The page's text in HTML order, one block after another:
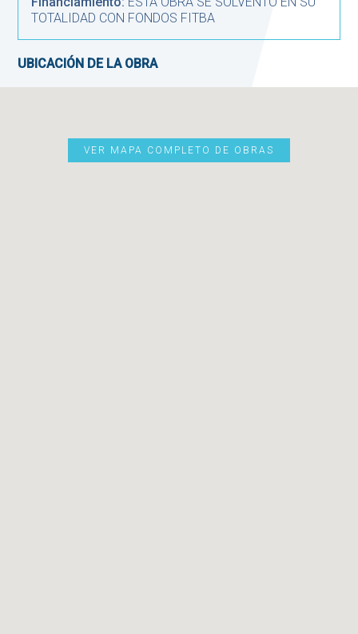
TOTALIDAD CON FONDOS FITBA
UBICACIÓN DE LA OBRA
VER MAPA COMPLETO DE OBRAS